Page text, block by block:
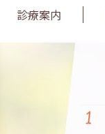
診療案内